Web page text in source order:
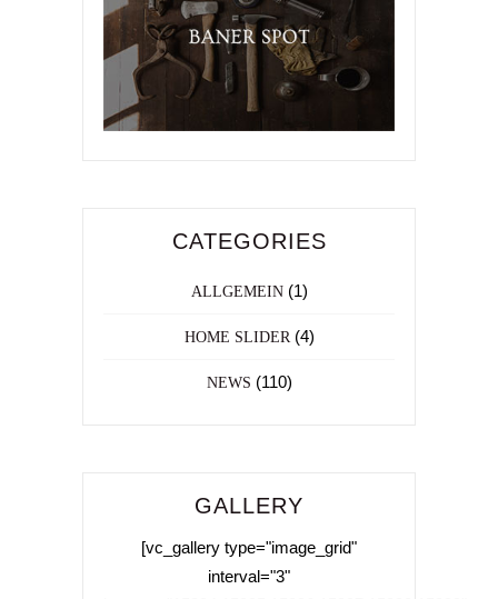
CATEGORIES
ALLGEMEIN(1)
HOME SLIDER (4)
NEWS (110)
GALLERY
[vc_gallery type="image_grid"
interval="3"